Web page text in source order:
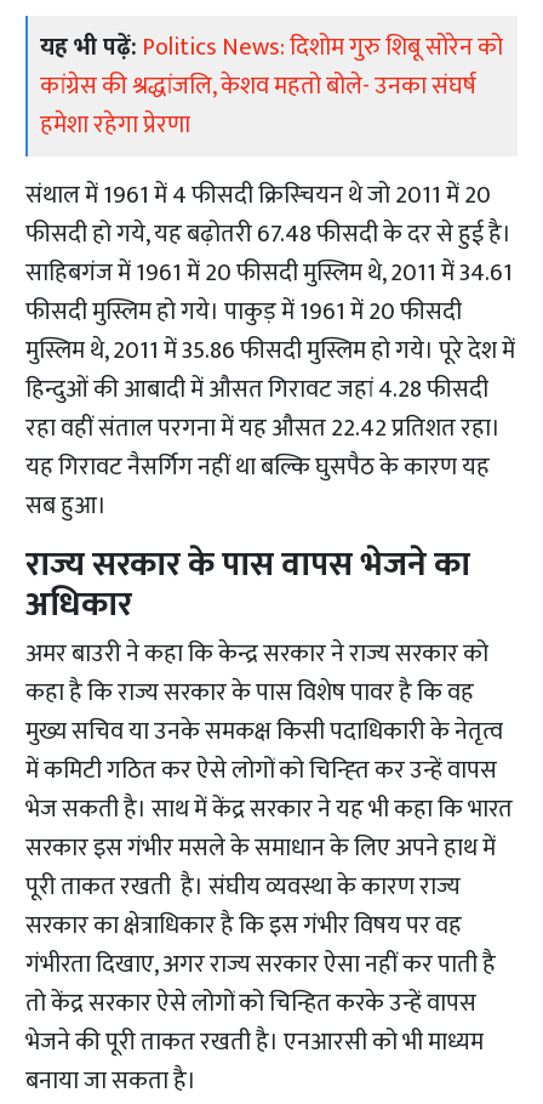
यह भी पढ़ें: Politics News: दिशोम गुरु शिबू सोरेन को
कांग्रेस की श्रद्धांजलि, केशव महतो बोले- उनका संघर्ष
हमेशा रहेगा प्रेरणा
संथाल में 1961 में 4 फीसदी क्रिस्चियन थे जो 2011 में 20
फीसदी हो गये, यह बढ़ोतरी 67.48 फीसदी के दर से हुई है।
साहिबगंज में 1961 में 20 फीसदी मुस्लिम थे, 2011 में 34.61
फीसदी मुस्लिम हो गये। पाकुड़ में 1961 में 20 फीसदी
मुस्लिम थे, 2011 में 35.86 फीसदी मुस्लिम हो गये। पूरे देश में
हिन्दुओं की आबादी में औसत गिरावट जहां 4.28 फीसदी
रहा वहीं संताल परगना में यह औसत 22.42 प्रतिशत रहा।
यह गिरावट नैसर्गिग नहीं था बल्कि घुसपैठ के कारण यह
सब हुआ।
राज्य सरकार के पास वापस भेजने का
अधिकार
अमर बाउरी ने कहा कि केन्द्र सरकार ने राज्य सरकार को
कहा है कि राज्य सरकार के पास विशेष पावर है कि वह
मुख्य सचिव या उनके समकक्ष किसी पदाधिकारी के नेतृत्व
में कमिटी गठित कर ऐसे लोगों को चिन्ह्ति कर उन्हें वापस
भेज सकती है। साथ में केंद्र सरकार ने यह भी कहा कि भारत
सरकार इस गंभीर मसले के समाधान के लिए अपने हाथ में
पूरी ताकत रखती है। संघीय व्यवस्था के कारण राज्य
सरकार का क्षेत्राधिकार है कि इस गंभीर विषय पर वह
गंभीरता दिखाए, अगर राज्य सरकार ऐसा नहीं कर पाती है
तो केंद्र सरकार ऐसे लोगों को चिन्हित करके उन्हें वापस
भेजने की पूरी ताकत रखती है। एनआरसी को भी माध्यम
बनाया जा सकता है।